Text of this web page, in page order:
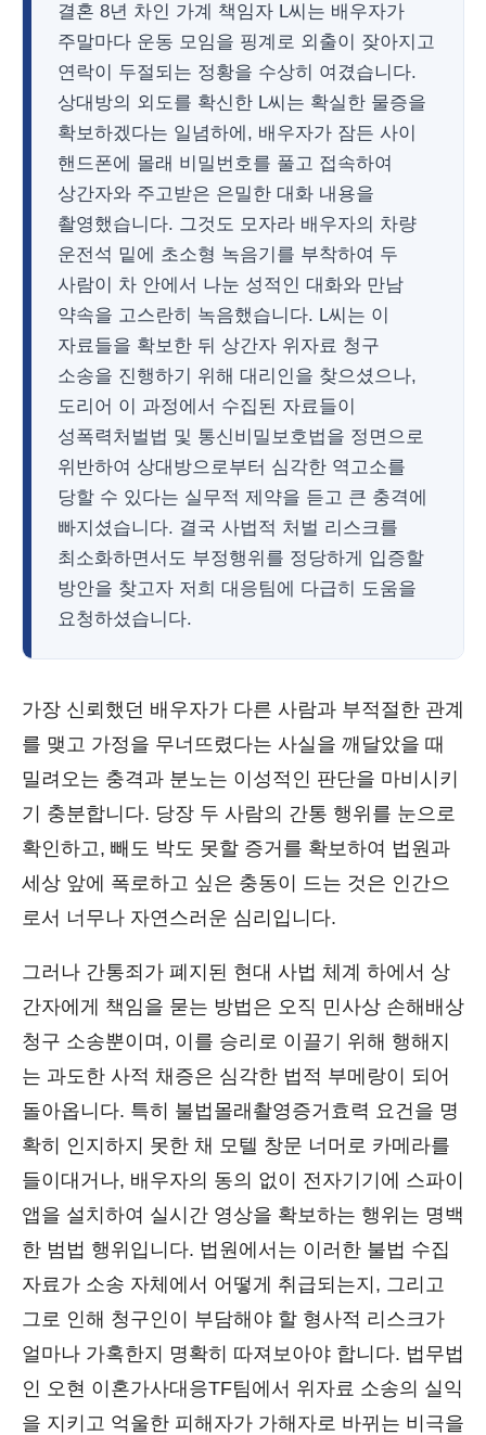
결혼 8년 차인 가계 책임자 L씨는 배우자가
주말마다 운동 모임을 핑계로 외출이 잦아지고
연락이 두절되는 정황을 수상히 여겼습니다.
상대방의 외도를 확신한 L씨는 확실한 물증을
확보하겠다는 일념하에, 배우자가 잠든 사이
핸드폰에 몰래 비밀번호를 풀고 접속하여
상간자와 주고받은 은밀한 대화 내용을
촬영했습니다. 그것도 모자라 배우자의 차량
운전석 밑에 초소형 녹음기를 부착하여 두
사람이 차 안에서 나눈 성적인 대화와 만남
약속을 고스란히 녹음했습니다. L씨는 이
자료들을 확보한 뒤 상간자 위자료 청구
소송을 진행하기 위해 대리인을 찾으셨으나,
도리어 이 과정에서 수집된 자료들이
성폭력처벌법 및 통신비밀보호법을 정면으로
위반하여 상대방으로부터 심각한 역고소를
당할 수 있다는 실무적 제약을 듣고 큰 충격에
빠지셨습니다. 결국 사법적 처벌 리스크를
최소화하면서도 부정행위를 정당하게 입증할
방안을 찾고자 저희 대응팀에 다급히 도움을
요청하셨습니다.
가장 신뢰했던 배우자가 다른 사람과 부적절한 관계
를 맺고 가정을 무너뜨렸다는 사실을 깨달았을 때
밀려오는 충격과 분노는 이성적인 판단을 마비시키
기 충분합니다. 당장 두 사람의 간통 행위를 눈으로
확인하고, 빼도 박도 못할 증거를 확보하여 법원과
세상 앞에 폭로하고 싶은 충동이 드는 것은 인간으
로서 너무나 자연스러운 심리입니다.
그러나 간통죄가 폐지된 현대 사법 체계 하에서 상
간자에게 책임을 묻는 방법은 오직 민사상 손해배상
청구 소송뿐이며, 이를 승리로 이끌기 위해 행해지
는 과도한 사적 채증은 심각한 법적 부메랑이 되어
돌아옵니다. 특히 불법몰래촬영증거효력 요건을 명
확히 인지하지 못한 채 모텔 창문 너머로 카메라를
들이대거나, 배우자의 동의 없이 전자기기에 스파이
앱을 설치하여 실시간 영상을 확보하는 행위는 명백
한 범법 행위입니다. 법원에서는 이러한 불법 수집
자료가 소송 자체에서 어떻게 취급되는지, 그리고
그로 인해 청구인이 부담해야 할 형사적 리스크가
얼마나 가혹한지 명확히 따져보아야 합니다. 법무법
인 오현 이혼가사대응TF팀에서 위자료 소송의 실익
을 지키고 억울한 피해자가 가해자로 바뀌는 비극을